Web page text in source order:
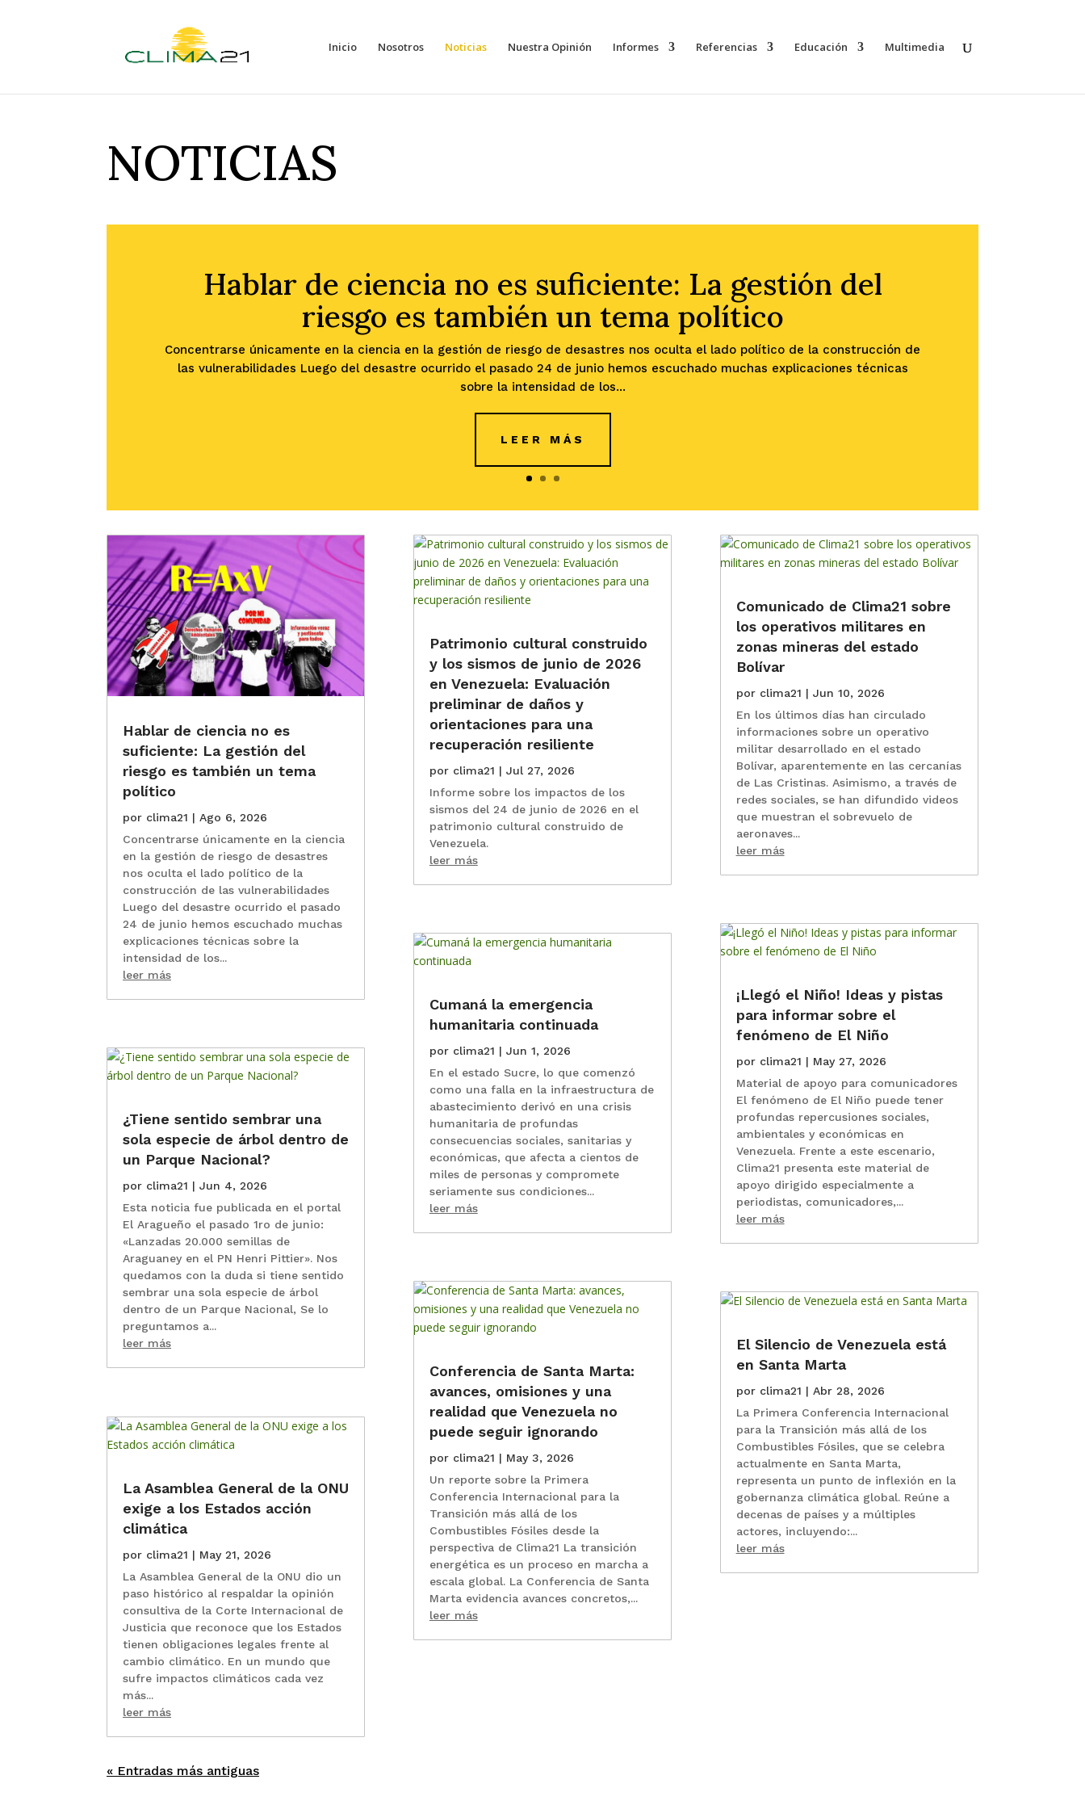
Inicio Nosotros Noticias Nuestra Opinión Informes Referencias Educación Multimedia
NOTICIAS
Hablar de ciencia no es suficiente: La gestión del
riesgo es también un tema político
Concentrarse únicamente en la ciencia en la gestión de riesgo de desastres nos oculta el lado político de la construcción de
las vulnerabilidades Luego del desastre ocurrido el pasado 24 de junio hemos escuchado muchas explicaciones técnicas
sobre la intensidad de los...
LEER MÁS
Hablar de ciencia no es
suficiente: La gestión del
riesgo es también un tema
político
por clima21 | Ago 6, 2026
Concentrarse únicamente en la ciencia
en la gestión de riesgo de desastres
nos oculta el lado político de la
construcción de las vulnerabilidades
Luego del desastre ocurrido el pasado
24 de junio hemos escuchado muchas
explicaciones técnicas sobre la
intensidad de los...
leer más
¿Tiene sentido sembrar una
sola especie de árbol dentro de
un Parque Nacional?
por clima21 | Jun 4, 2026
Esta noticia fue publicada en el portal
El Aragueño el pasado 1ro de junio:
«Lanzadas 20.000 semillas de
Araguaney en el PN Henri Pittier». Nos
quedamos con la duda si tiene sentido
sembrar una sola especie de árbol
dentro de un Parque Nacional, Se lo
preguntamos a...
leer más
La Asamblea General de la ONU
exige a los Estados acción
climática
por clima21 | May 21, 2026
La Asamblea General de la ONU dio un
paso histórico al respaldar la opinión
consultiva de la Corte Internacional de
Justicia que reconoce que los Estados
tienen obligaciones legales frente al
cambio climático. En un mundo que
sufre impactos climáticos cada vez
más...
leer más
Patrimonio cultural construido
y los sismos de junio de 2026
en Venezuela: Evaluación
preliminar de daños y
orientaciones para una
recuperación resiliente
por clima21 | Jul 27, 2026
Informe sobre los impactos de los
sismos del 24 de junio de 2026 en el
patrimonio cultural construido de
Venezuela.
leer más
Cumaná la emergencia
humanitaria continuada
por clima21 | Jun 1, 2026
En el estado Sucre, lo que comenzó
como una falla en la infraestructura de
abastecimiento derivó en una crisis
humanitaria de profundas
consecuencias sociales, sanitarias y
económicas, que afecta a cientos de
miles de personas y compromete
seriamente sus condiciones...
leer más
Conferencia de Santa Marta:
avances, omisiones y una
realidad que Venezuela no
puede seguir ignorando
por clima21 | May 3, 2026
Un reporte sobre la Primera
Conferencia Internacional para la
Transición más allá de los
Combustibles Fósiles desde la
perspectiva de Clima21 La transición
energética es un proceso en marcha a
escala global. La Conferencia de Santa
Marta evidencia avances concretos,...
leer más
Comunicado de Clima21 sobre
los operativos militares en
zonas mineras del estado
Bolívar
por clima21 | Jun 10, 2026
En los últimos días han circulado
informaciones sobre un operativo
militar desarrollado en el estado
Bolívar, aparentemente en las cercanías
de Las Cristinas. Asimismo, a través de
redes sociales, se han difundido videos
que muestran el sobrevuelo de
aeronaves...
leer más
¡Llegó el Niño! Ideas y pistas
para informar sobre el
fenómeno de El Niño
por clima21 | May 27, 2026
Material de apoyo para comunicadores
El fenómeno de El Niño puede tener
profundas repercusiones sociales,
ambientales y económicas en
Venezuela. Frente a este escenario,
Clima21 presenta este material de
apoyo dirigido especialmente a
periodistas, comunicadores,...
leer más
El Silencio de Venezuela está
en Santa Marta
por clima21 | Abr 28, 2026
La Primera Conferencia Internacional
para la Transición más allá de los
Combustibles Fósiles, que se celebra
actualmente en Santa Marta,
representa un punto de inflexión en la
gobernanza climática global. Reúne a
decenas de países y a múltiples
actores, incluyendo:...
leer más
« Entradas más antiguas